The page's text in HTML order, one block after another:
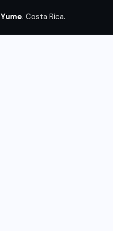
. Costa Rica.